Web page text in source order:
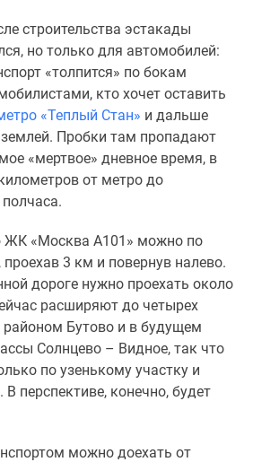
строительства эстакады
но только для автомобилей:
«толпится» по бокам
кто хочет оставить
«Теплый Стан» и дальше
землей. Пробки там пропадают
«мертвое» дневное время, в
от метро до
ЖК «Москва А101» можно по
3 км и повернув налево.
дороге нужно проехать около
расширяют до четырех
районом Бутово и в будущем
Солнцево – Видное, так что
по узенькому участку и
перспективе, конечно, будет
можно доехать от